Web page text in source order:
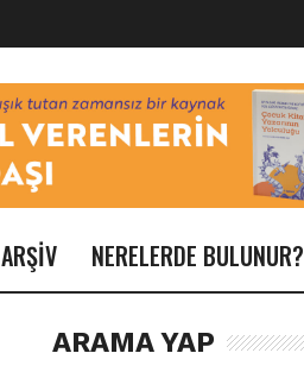
ARŞİV NERELERDE BULUNUR?
ARAMA YAP